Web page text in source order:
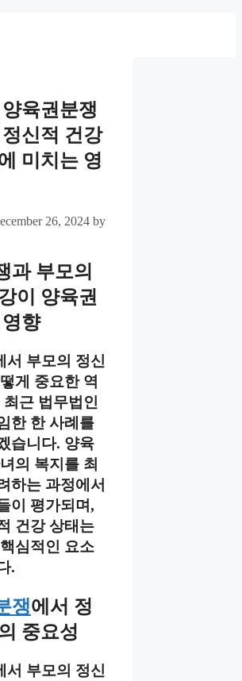
양육권분쟁
신적 건강
미치는 영
26, 2024 by
과 부모의
이 양육권
향
서 부모의 정신
게 중요한 역
근 법무법인
한 한 사례를
습니다. 양육
의 복지를 최
하는 과정에서
이 평가되며,
건강 상태는
심적인 요소
.
쟁에서 정
중요성
서 부모의 정신